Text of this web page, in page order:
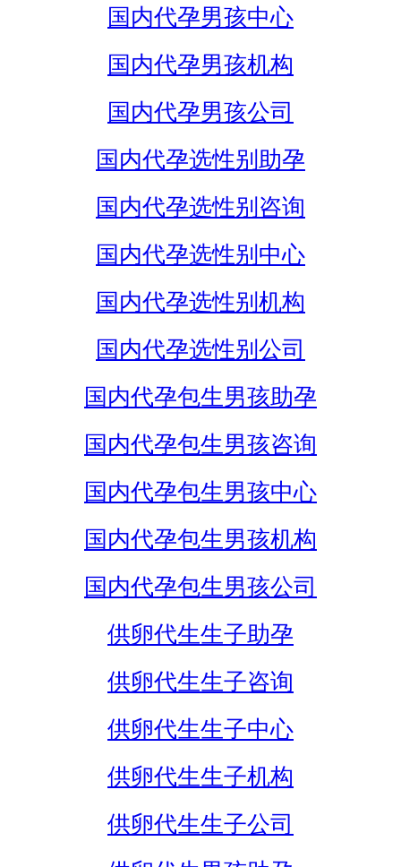
国内代孕男孩中心
国内代孕男孩机构
国内代孕男孩公司
国内代孕选性别助孕
国内代孕选性别咨询
国内代孕选性别中心
国内代孕选性别机构
国内代孕选性别公司
国内代孕包生男孩助孕
国内代孕包生男孩咨询
国内代孕包生男孩中心
国内代孕包生男孩机构
国内代孕包生男孩公司
供卵代生生子助孕
供卵代生生子咨询
供卵代生生子中心
供卵代生生子机构
供卵代生生子公司